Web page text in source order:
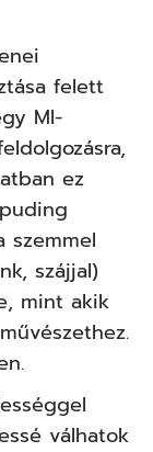
felett
MI-
ez
szemmel
szájjal)
mint akik
válhatok